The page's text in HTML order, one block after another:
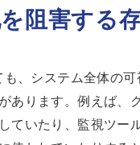
阻害する
、システム全体の可
あります。例えば、
ていたり、監視ツー